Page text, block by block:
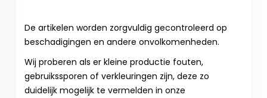
De artikelen worden zorgvuldig gecontroleerd op
beschadigingen en andere onvolkomenheden.
Wij proberen als er kleine productie fouten,
gebruikssporen of verkleuringen zijn, deze zo
duidelijk mogelijk te vermelden in onze